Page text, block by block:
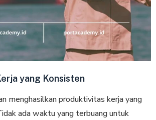
yang Konsisten
menghasilkan produktivitas kerja yang
ada waktu yang terbuang untuk